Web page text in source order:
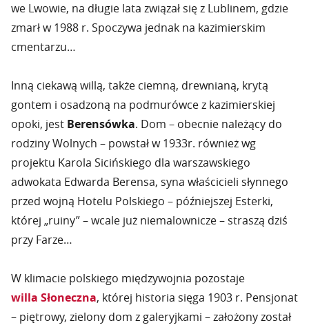
we Lwowie, na długie lata związał się z Lublinem, gdzie
zmarł w 1988 r. Spoczywa jednak na kazimierskim
cmentarzu…
Inną ciekawą willą, także ciemną, drewnianą, krytą
gontem i osadzoną na podmurówce z kazimierskiej
opoki, jest Berensówka. Dom – obecnie należący do
rodziny Wolnych – powstał w 1933r. również wg
projektu Karola Sicińskiego dla warszawskiego
adwokata Edwarda Berensa, syna właścicieli słynnego
przed wojną Hotelu Polskiego – późniejszej Esterki,
której „ruiny” – wcale już niemalownicze – straszą dziś
przy Farze…
W klimacie polskiego międzywojnia pozostaje
willa Słoneczna, której historia sięga 1903 r. Pensjonat
– piętrowy, zielony dom z galeryjkami – założony został